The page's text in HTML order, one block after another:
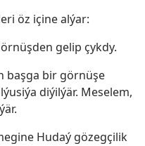
öz içine alýar:
gelip çykdy.
başga bir görnüşe
diýilýär. Meselem,
Hudaý gözegçilik